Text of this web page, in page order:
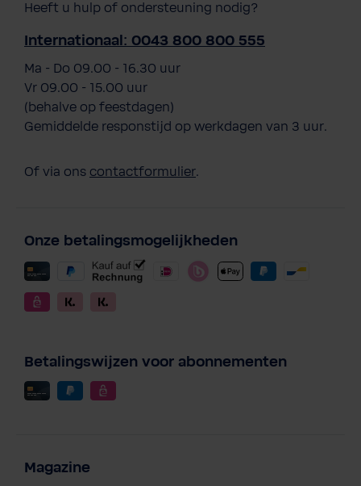
Heeft u hulp of ondersteuning nodig?
Internationaal: 0043 800 800 555
Ma - Do 09.00 - 16.30 uur
Vr 09.00 - 15.00 uur
(behalve op feestdagen)
Gemiddelde responstijd op werkdagen van 3 uur.
Of via ons contactformulier.
Onze betalingsmogelijkheden
Betalingswijzen voor abonnementen
Magazine